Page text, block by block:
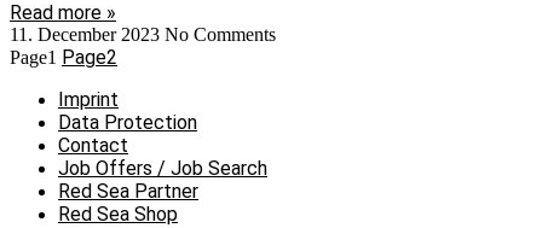
Read more »
11. December 2023 No Comments
Page1 Page2
Imprint
Data Protection
Contact
Job Offers / Job Search
Red Sea Partner
Red Sea Shop